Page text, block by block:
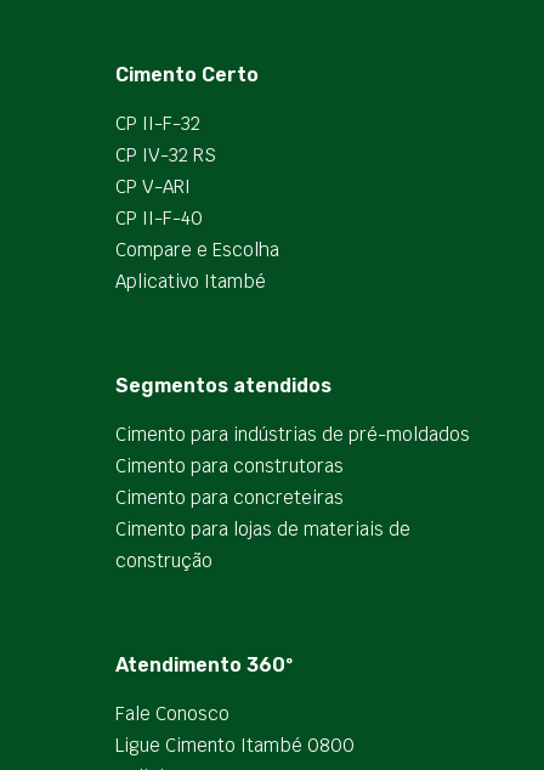
Cimento Certo
CP II-F-32
CP IV-32 RS
CP V-ARI
CP II-F-40
Compare e Escolha
Aplicativo Itambé
Segmentos atendidos
Cimento para indústrias de pré-moldados
Cimento para construtoras
Cimento para concreteiras
Cimento para lojas de materiais de
construção
Atendimento 360º
Fale Conosco
Ligue Cimento Itambé 0800